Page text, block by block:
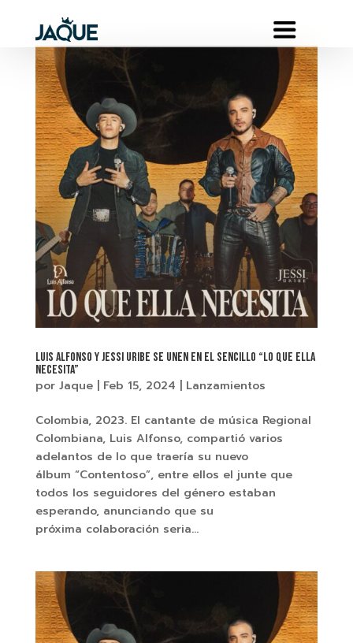
Luis Alfonso y Jessi Uribe se unen en el sencillo “Lo Que Ella
Necesita”
por Jaque| Feb 15, 2024 Lanzamientos
Colombia, 2023. El cantante de música Regional
Colombiana, Luis Alfonso, compartió varios
adelantos de lo que traería su nuevo
álbum “Contentoso”, entre ellos el junte que
todos los seguidores del género estaban
esperando, anunciando que su
próxima colaboración seria...